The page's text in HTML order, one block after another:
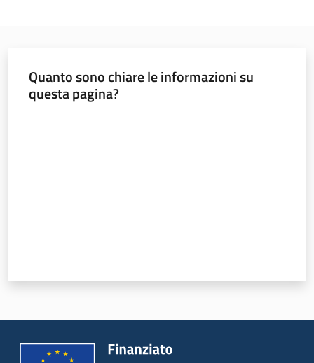
Piani Programmi
Quanto sono chiare le informazioni su
questa pagina?